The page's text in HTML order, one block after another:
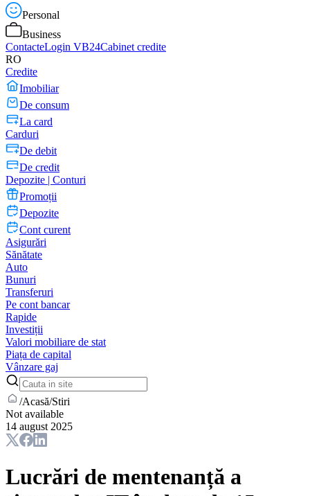
Personal
Business
ContacteLogin VB24Cabinet credite
RO
Credite
Imobiliar
De consum
La card
Carduri
De debit
De credit
Depozite | Conturi
Promoții
Depozite
Cont curent
Asigurări
Sănătate
Auto
Bunuri
Transferuri
Pe cont bancar
Rapide
Investiții
Valori mobiliare de stat
Piața de capital
Vânzare gaj
/Acasă/Stiri
Not available
14 august 2025
Lucrări de mentenanță a